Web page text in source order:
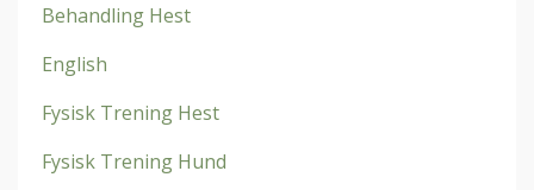
Behandling Hest
English
Fysisk Trening Hest
Fysisk Trening Hund